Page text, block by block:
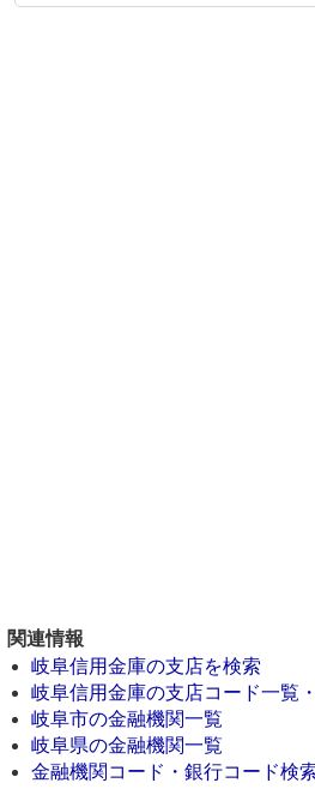
関連情報
岐阜信用金庫の支店を検索
岐阜信用金庫の支店コード一覧
岐阜市の金融機関一覧
岐阜県の金融機関一覧
金融機関コード・銀行コード検